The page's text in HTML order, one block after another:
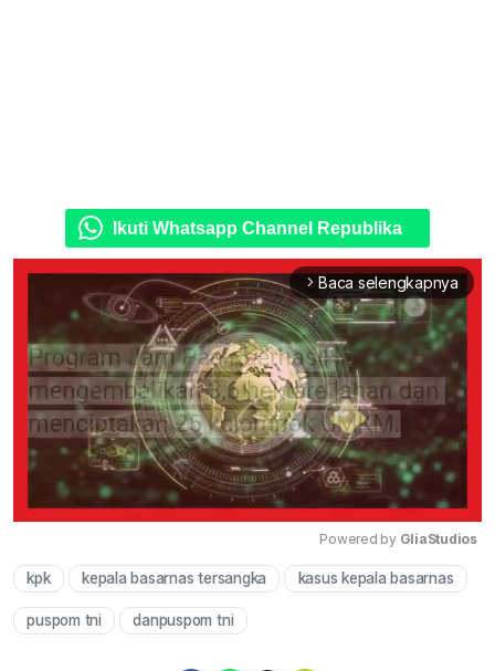
Ikuti Whatsapp Channel Republika
arrow_forward_ios Baca selengkapnya
Mute
Powered by GliaStudios
kpk kepala basarnas tersangka kasus kepala basarnas
puspom tni danpuspom tni